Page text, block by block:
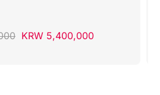
KRW 5,400,000